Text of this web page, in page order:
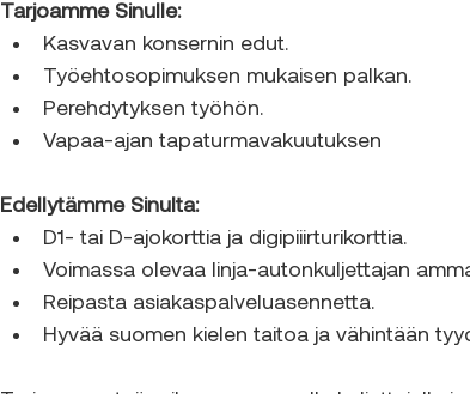
Tarjoamme Sinulle:
Kasvavan konsernin edut.
Työehtosopimuksen mukaisen palkan.
Perehdytyksen työhön.
Vapaa-ajan tapaturmavakuutuksen
Edellytämme Sinulta:
D1- tai D-ajokorttia ja digipiiirturikorttia.
Voimassa olevaa linja-autonkuljettajan
Reipasta asiakaspalveluasennetta.
Hyvää suomen kielen taitoa ja vähintään